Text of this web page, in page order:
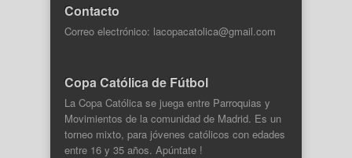
Contacto
Correo electrónico: lacopacatolica@gmail.com
Copa Católica de Fútbol
La Copa Católica se juega entre Parroquias y
Movimientos de la comunidad de Madrid. Es un
torneo mixto, para jóvenes católicos con edades
entre 16 y 35 años. Apúntate !